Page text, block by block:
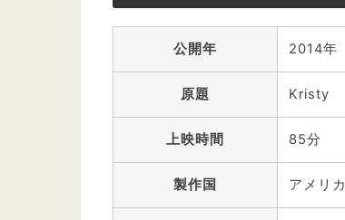
公開年 2014年
原題 Kristy
上映時間 85分
製作国 アメリカ